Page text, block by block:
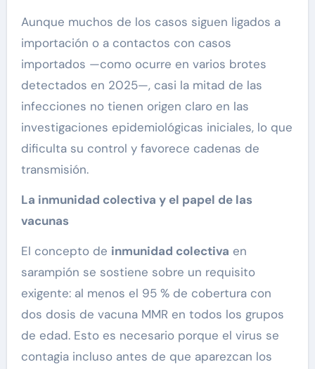
Aunque muchos de los casos siguen ligados a
importación o a contactos con casos
importados —como ocurre en varios brotes
detectados en 2025—, casi la mitad de las
infecciones no tienen origen claro en las
investigaciones epidemiológicas iniciales, lo que
dificulta su control y favorece cadenas de
transmisión.
La inmunidad colectiva y el papel de las
vacunas
El concepto de inmunidad colectiva en
sarampión se sostiene sobre un requisito
exigente: al menos el 95 % de cobertura con
dos dosis de vacuna MMR en todos los grupos
de edad. Esto es necesario porque el virus se
contagia incluso antes de que aparezcan los